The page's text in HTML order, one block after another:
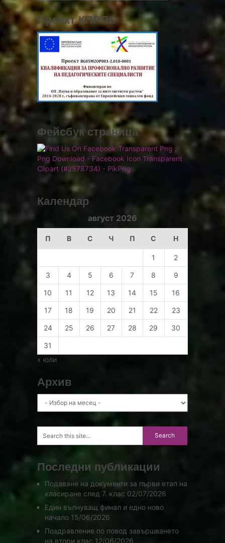
Проект КПРПС
Фейсбук страница
Календар
август 2026
П В С Ч П С Н
1 2
3 4 5 6 7 8 9
10 11 12 13 14 15 16
17 18 19 20 21 22 23
24 25 26 27 28 29 30
31
« юли
Архив
Последни публикации
Подаване на документи за първи етап на
класиране след 7. клас 02/07/2026
Един вълнуващ финал и едно ново
начало 15/06/2026
Поздравление по повод завършването
на втори клас 12/06/2026